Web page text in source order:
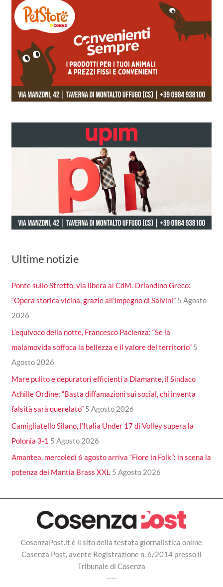
Ultime notizie
Ponte sullo Stretto, via libera al CdM. Orlandino Greco:
“Opera storica vicina, grazie all’impegno di Salvini” 5 Agosto
2026
L’equivoco della notte, Francesco Pacienza: “Se la
malamovida soffoca la bellezza e il valore del territorio” 5
Agosto 2026
Mare pulito e depuratori efficienti a Diamante, il Sindaco
Achille Ordine: “Basta diffamazioni sui social, chi inventa
falsità sarà querelato” 5 Agosto 2026
Camigliatello Silano, l’Italia Under 17 di Volley supera la
Polonia 3-1 5 Agosto 2026
Amantea, mercoledì 6 agosto arriva “Fiore in Folk”: in scena la
potenza dei Mantia Brass XXL 5 Agosto 2026
CosenzaPost.it è il sito della testata giornalistica online
Cosenza Post, avente Registrazione n. 6/2014 presso il
Tribunale di Cosenza
----